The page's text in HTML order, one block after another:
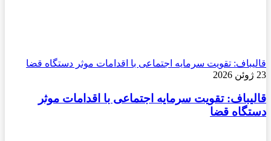
قالیباف: تقویت سرمایه اجتماعی با اقدامات موثر دستگاه قضا
23 ژوئن 2026
قالیباف: تقویت سرمایه اجتماعی با اقدامات موثر
دستگاه قضا